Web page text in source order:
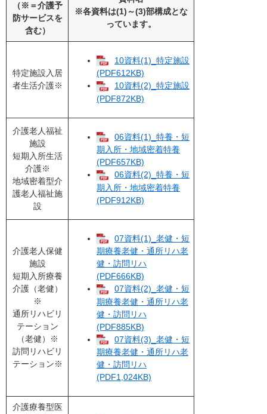
（※＝介護予
防サービスを
含む）
※各資料は(1)～(3)部構成とな
っています。
特定施設入居
者生活介護※
10資料(1)_特定施設
(PDF612KB)
10資料(2)_特定施設
(PDF872KB)
介護老人福祉
施設
短期入所生活
介護※
地域密着型介
護老人福祉施
設
06資料(1)_特養・短
期入所・地域密着特養
(PDF657KB)
06資料(2)_特養・短
期入所・地域密着特養
(PDF912KB)
介護老人保健
施設
短期入所療養
介護（老健）
※
通所リハビリ
テーション
（老健）※
訪問リハビリ
テーション※
07資料(1)_老健・短
期療養老健・通所リハ老
健・訪問リハ
(PDF666KB)
07資料(2)_老健・短
期療養老健・通所リハ老
健・訪問リハ
(PDF885KB)
07資料(3)_老健・短
期療養老健・通所リハ老
健・訪問リハ
(PDF1,024KB)
介護療養型医